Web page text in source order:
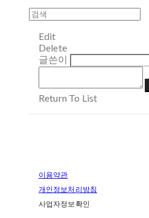
Edit
Delete
글쓴이
Return To List
이용약관
개인정보처리방침
사업자정보확인